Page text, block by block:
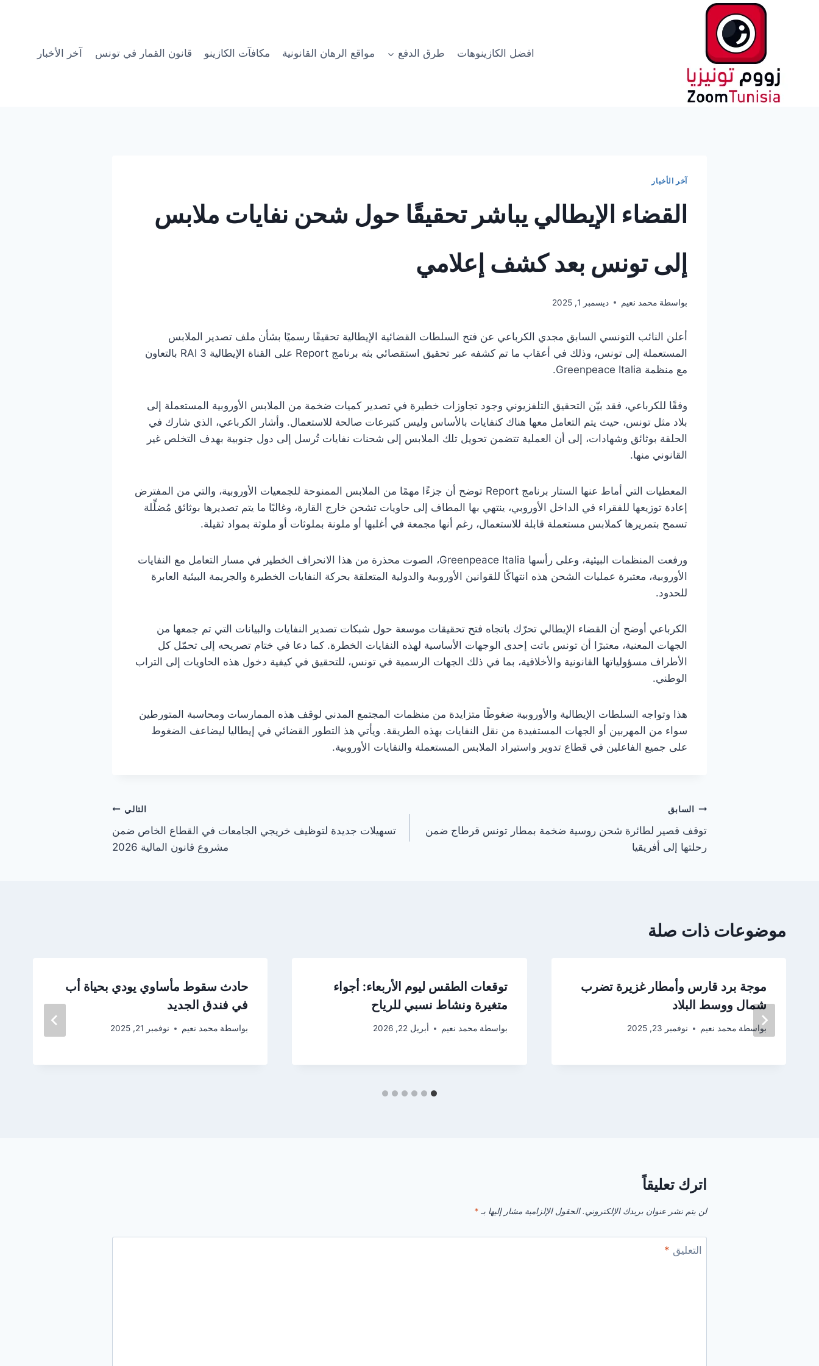
افضل الكازينوهات
طرق الدفع مواقع الرهان القانونية مكافآت الكازينو قانون القمار في تونس آخر الأخبار
آخر الأخبار
القضاء الإيطالي يباشر تحقيقًا حول شحن نفايات ملابس
إلى تونس بعد كشف إعلامي
بواسطة محمد نعيم ديسمبر 1, 2025
أعلن النائب التونسي السابق مجدي الكرباعي عن فتح السلطات القضائية الإيطالية تحقيقًا رسميًا بشأن ملف تصدير الملابس
المستعملة إلى تونس، وذلك في أعقاب ما تم كشفه عبر تحقيق استقصائي بثه برنامج Report على القناة الإيطالية RAI 3 بالتعاون
مع منظمة Greenpeace Italia.
وفقًا للكرباعي، فقد بيّن التحقيق التلفزيوني وجود تجاوزات خطيرة في تصدير كميات ضخمة من الملابس الأوروبية المستعملة إلى
بلاد مثل تونس، حيث يتم التعامل معها هناك كنفايات بالأساس وليس كتبرعات صالحة للاستعمال. وأشار الكرباعي، الذي شارك في
الحلقة بوثائق وشهادات، إلى أن العملية تتضمن تحويل تلك الملابس إلى شحنات نفايات تُرسل إلى دول جنوبية بهدف التخلص غير
القانوني منها.
المعطيات التي أماط عنها الستار برنامج Report توضح أن جزءًا مهمًا من الملابس الممنوحة للجمعيات الأوروبية، والتي من المفترض
إعادة توزيعها للفقراء في الداخل الأوروبي، ينتهي بها المطاف إلى حاويات تشحن خارج القارة، وغالبًا ما يتم تصديرها بوثائق مُضلِّلة
تسمح بتمريرها كملابس مستعملة قابلة للاستعمال، رغم أنها مجمعة في أغلبها أو ملونة بملوثات أو ملوثة بمواد ثقيلة.
ورفعت المنظمات البيئية، وعلى رأسها Greenpeace Italia، الصوت محذرة من هذا الانحراف الخطير في مسار التعامل مع النفايات
الأوروبية، معتبرة عمليات الشحن هذه انتهاكًا للقوانين الأوروبية والدولية المتعلقة بحركة النفايات الخطيرة والجريمة البيئية العابرة
للحدود.
الكرباعي أوضح أن القضاء الإيطالي تحرّك باتجاه فتح تحقيقات موسعة حول شبكات تصدير النفايات والبيانات التي تم جمعها من
الجهات المعنية، معتبرًا أن تونس باتت إحدى الوجهات الأساسية لهذه النفايات الخطرة. كما دعا في ختام تصريحه إلى تحمّل كل
الأطراف مسؤولياتها القانونية والأخلاقية، بما في ذلك الجهات الرسمية في تونس، للتحقيق في كيفية دخول هذه الحاويات إلى التراب
الوطني.
هذا وتواجه السلطات الإيطالية والأوروبية ضغوطًا متزايدة من منظمات المجتمع المدني لوقف هذه الممارسات ومحاسبة المتورطين
سواء من المهربين أو الجهات المستفيدة من نقل النفايات بهذه الطريقة. ويأتي هذ التطور القضائي في إيطاليا ليضاعف الضغوط
على جميع الفاعلين في قطاع تدوير واستيراد الملابس المستعملة والنفايات الأوروبية.
تصفّح
المقالات
السابق
توقف قصير لطائرة شحن روسية ضخمة بمطار تونس قرطاج ضمن
رحلتها إلى أفريقيا
التالي
تسهيلات جديدة لتوظيف خريجي الجامعات في القطاع الخاص ضمن
مشروع قانون المالية 2026
موضوعات ذات صلة
موجة برد قارس وأمطار غزيرة تضرب
شمال ووسط البلاد
بواسطة محمد نعيم نوفمبر 23, 2025
توقعات الطقس ليوم الأربعاء: أجواء
متغيرة ونشاط نسبي للرياح
بواسطة محمد نعيم أبريل 22, 2026
حادث سقوط مأساوي يودي بحياة أب
في فندق الجديد
بواسطة محمد نعيم نوفمبر 21, 2025
اترك تعليقاً
لن يتم نشر عنوان بريدك الإلكتروني. الحقول الإلزامية مشار إليها بـ *
التعليق *